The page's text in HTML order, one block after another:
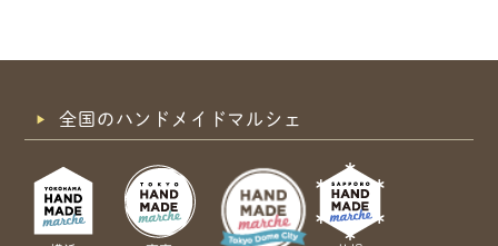
全国のハンドメイドマルシェ